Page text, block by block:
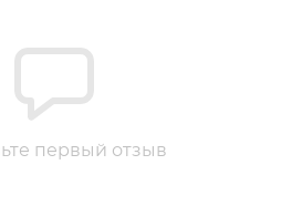
первый отзыв